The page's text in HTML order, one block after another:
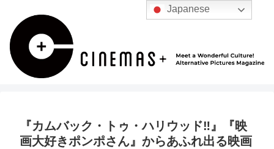
『カムバック・トゥ・ハリウッド‼』『映
画大好きポンポさん』からあふれ出る映画
Japanese